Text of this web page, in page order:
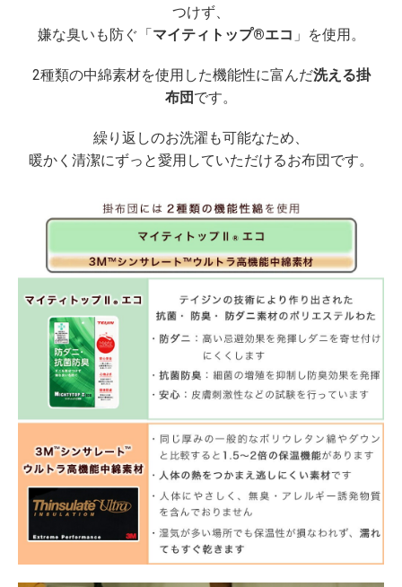
つけず、
嫌な臭いも防ぐ「 マイティトップ®エコ 」を使用。
2種類の中綿素材を使用した機能性に富んだ洗える掛
布団 です。
繰り返しのお洗濯も可能なため、
暖かく清潔にずっと愛用していただけるお布団です。